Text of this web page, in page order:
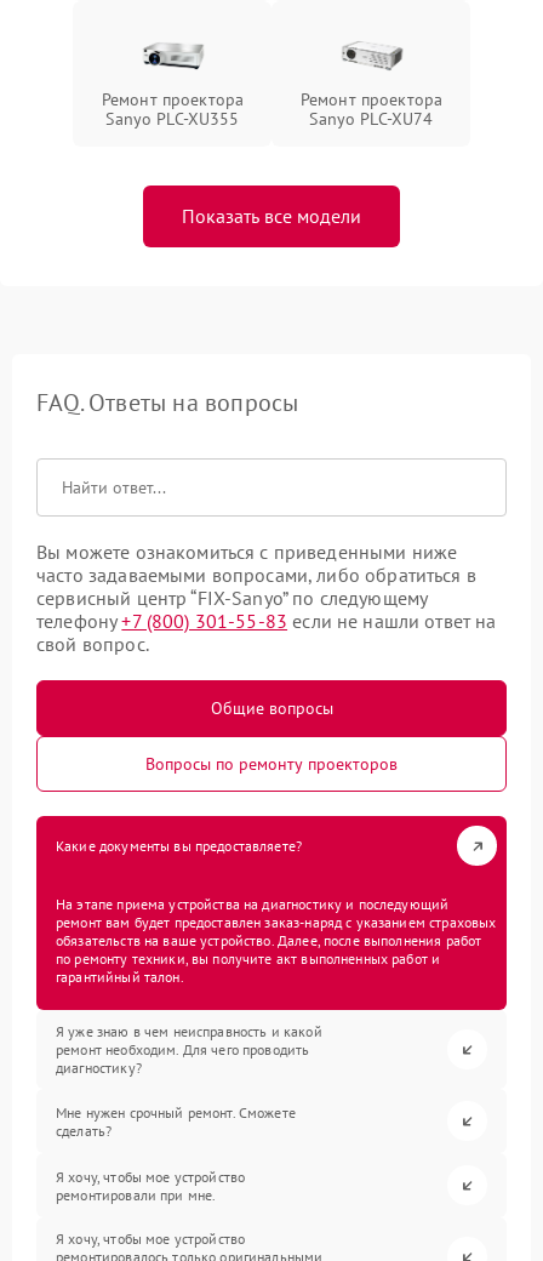
Ремонт проектора
Sanyo PLC-XU355
Ремонт проектора
Sanyo PLC-XU74
Показать все модели
FAQ. Ответы на вопросы
Вы можете ознакомиться с приведенными ниже
часто задаваемыми вопросами, либо обратиться в
сервисный центр “FIX-Sanyo” по следующему
телефону+7 (800) 301-55-83 если не нашли ответ на
свой вопрос.
Общие вопросы
Вопросы по ремонту проекторов
Какие документы вы предоставляете?
На этапе приема устройства на диагностику и последующий
ремонт вам будет предоставлен заказ-наряд с указанием страховых
обязательств на ваше устройство. Далее, после выполнения работ
по ремонту техники, вы получите акт выполненных работ и
гарантийный талон.
Я уже знаю в чем неисправность и какой
ремонт необходим. Для чего проводить
диагностику?
Мне нужен срочный ремонт. Сможете
сделать?
Я хочу, чтобы мое устройство
ремонтировали при мне.
Я хочу, чтобы мое устройство
ремонтировалось только оригинальными